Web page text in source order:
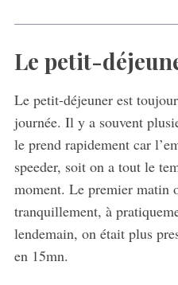
Le petit-
Le petit-déjeuner est
journée. Il y a souvent
le prend rapidement car
speeder, soit on a tout le
moment. Le premier matin
tranquillement, à
lendemain, on était plus
en 15mn.